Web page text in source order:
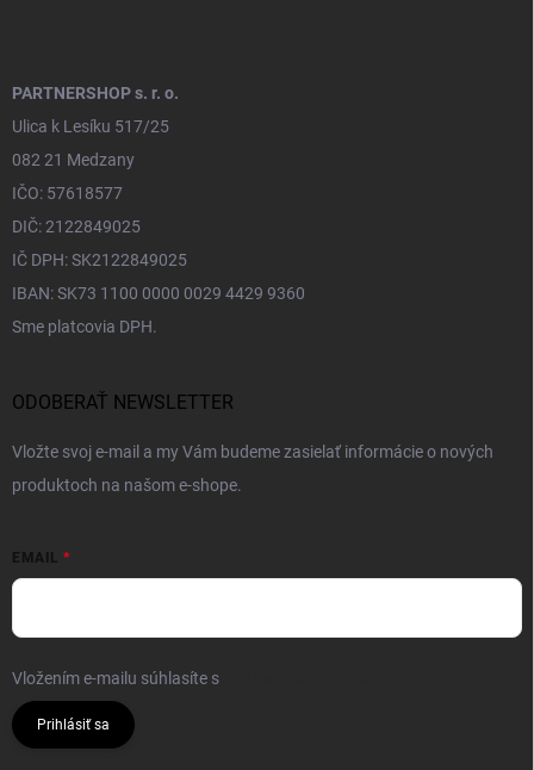
PARTNERSHOP s. r. o.
Ulica k Lesíku 517/25
082 21 Medzany
IČO: 57618577
DIČ: 2122849025
IČ DPH: SK2122849025
IBAN: SK73 1100 0000 0029 4429 9360
Sme platcovia DPH.
ODOBERAŤ NEWSLETTER
Vložte svoj e-mail a my Vám budeme zasielať informácie o nových
produktoch na našom e-shope.
EMAIL
Vložením e-mailu súhlasíte s
Prihlásiť sa